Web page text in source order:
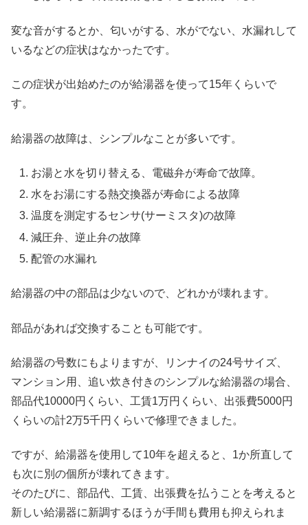
変な音がするとか、匂いがする、水がでない、水漏れして
いるなどの症状はなかったです。
この症状が出始めたのが給湯器を使って15年くらいで
す。
給湯器の故障は、シンプルなことが多いです。
お湯と水を切り替える、電磁弁が寿命で故障。
水をお湯にする熱交換器が寿命による故障
温度を測定するセンサ(サーミスタ)の故障
減圧弁、逆止弁の故障
配管の水漏れ
給湯器の中の部品は少ないので、どれかが壊れます。
部品があれば交換することも可能です。
給湯器の号数にもよりますが、リンナイの24号サイズ、
マンション用、追い炊き付きのシンプルな給湯器の場合、
部品代10000円くらい、工賃1万円くらい、出張費5000円
くらいの計2万5千円くらいで修理できました。
ですが、給湯器を使用して10年を超えると、1か所直して
も次に別の個所が壊れてきます。
そのたびに、部品代、工賃、出張費を払うことを考えると
新しい給湯器に新調するほうが手間も費用も抑えられま